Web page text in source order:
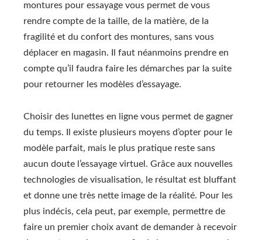
montures pour essayage vous permet de vous
rendre compte de la taille, de la matière, de la
fragilité et du confort des montures, sans vous
déplacer en magasin. Il faut néanmoins prendre en
compte qu’il faudra faire les démarches par la suite
pour retourner les modèles d’essayage.
Choisir des lunettes en ligne vous permet de gagner
du temps. Il existe plusieurs moyens d’opter pour le
modèle parfait, mais le plus pratique reste sans
aucun doute l’essayage virtuel. Grâce aux nouvelles
technologies de visualisation, le résultat est bluffant
et donne une très nette image de la réalité. Pour les
plus indécis, cela peut, par exemple, permettre de
faire un premier choix avant de demander à recevoir